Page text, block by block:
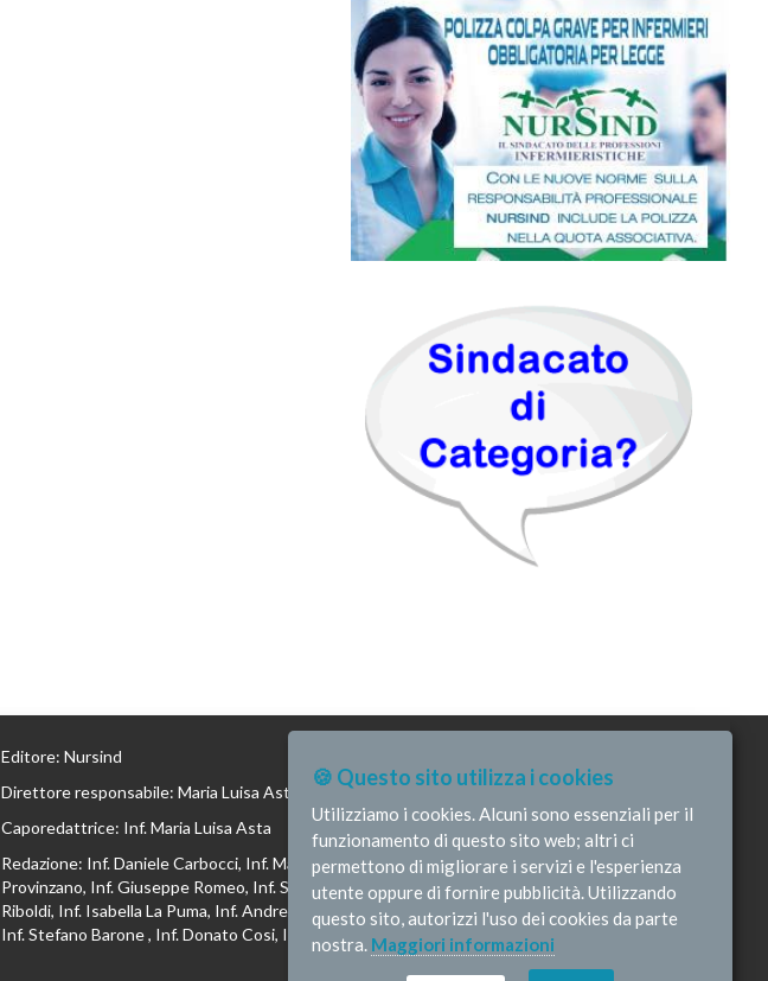
Editore: Nursind
Direttore responsabile: Maria Luisa Asta
Caporedattrice: Inf. Maria Luisa Asta
Redazione: Inf. Daniele Carbocci, Inf. Maria Luisa Asta, Inf. Andrea Tirotto, Inf. Giuseppe
Provinzano, Inf. Giuseppe Romeo, Inf. Salvo Vaccaro, Inf. Vincenzo Raucci, Inf. Gemma Maria
Riboldi, Inf. Isabella La Puma, Inf. Andrea Bottega, Inf. Vincenzo Marrari, Inf. Gianluca Altavilla,
Inf. Stefano Barone , Inf. Donato Cosi, Inf. Romina Iannuzzi, Inf. Fausta Pileri
🍪 Questo sito utilizza i cookies
Utilizziamo i cookies. Alcuni sono essenziali per il
funzionamento di questo sito web; altri ci
permettono di migliorare i servizi e l'esperienza
utente oppure di fornire pubblicità. Utilizzando
questo sito, autorizzi l'uso dei cookies da parte
nostra. Maggiori informazioni